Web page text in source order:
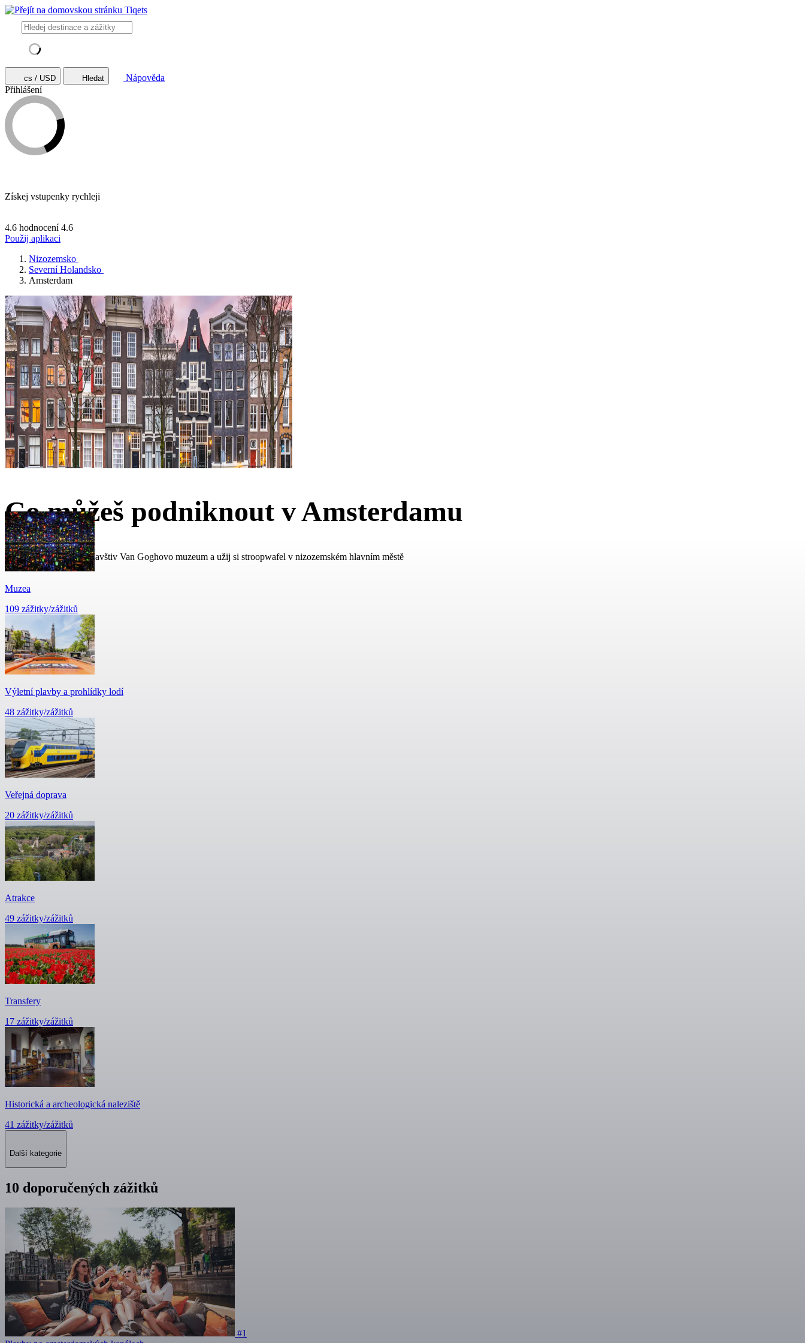
cs / USD Hledat
Nápověda
Přihlášení
Získej vstupenky rychleji
4.6 hodnocení 4.6
Použij aplikaci
Nizozemsko
Severní Holandsko
Amsterdam
Co můžeš podniknout v Amsterdamu
Projdi se po kanálech, navštiv Van Goghovo muzeum a užij si stroopwafel v nizozemském hlavním městě
Muzea
109 zážitky/zážitků
Výletní plavby a prohlídky lodí
48 zážitky/zážitků
Veřejná doprava
20 zážitky/zážitků
Atrakce
49 zážitky/zážitků
Transfery
17 zážitky/zážitků
Historická a archeologická naleziště
41 zážitky/zážitků
Další kategorie
10 doporučených zážitků
#1